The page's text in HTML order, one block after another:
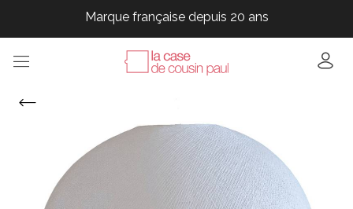
Marque française depuis 20 ans
Marque française depuis 20 ans